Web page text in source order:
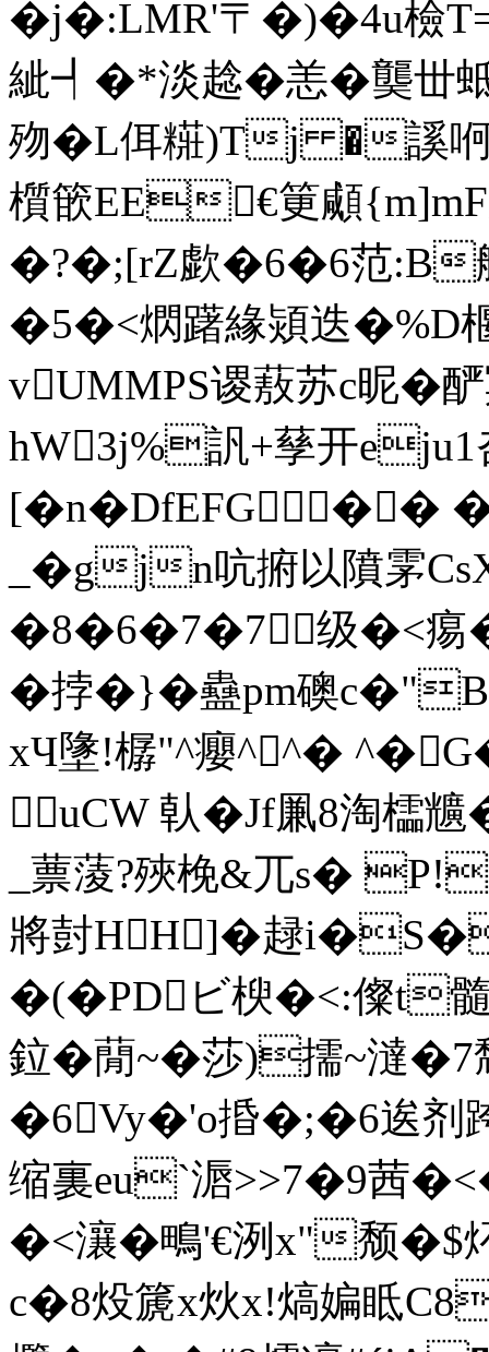
�j�:LMR'〒�)�4u檢
紪┩�*淡趝�恙�龑丗蚳
歾�L佴糚)Tj �謑哬
櫍篏EE€筻顑{m]mF
�?�;[rZ歔�6�6范:B
�5�<熌躇緣熲迭�%D
vUMMPS谡蔜苏c昵�
hW3j%訉+孶开eju1
[� n�DfEFG��
_�gjn吭捬以隫雺
�8�6�7�7级�<痬
� 挬�}�蠱pm礇
xЧ墬!樼"^癭^^� ^�
 uCW 倝�Jf凲8淘
_蔈蔆?殎梚&兀s�
將尌HH]�趢
�(�PDビ楰�<:儏t
鉝�蕑~�莎)擩~澾�7
�6Vy�'o捪�;�6逘剂
缩裏eu`滣>>7�9茜
�<瀼 �鴫'€洌x"颓�$
c�8炈篪x炏 x!熇媥眡